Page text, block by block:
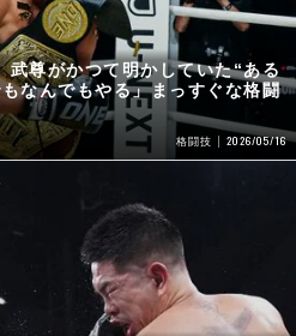
武尊がかつて明かしていた“ある
なんでもやる」まっすぐな格闘
格闘技 2026/05/16